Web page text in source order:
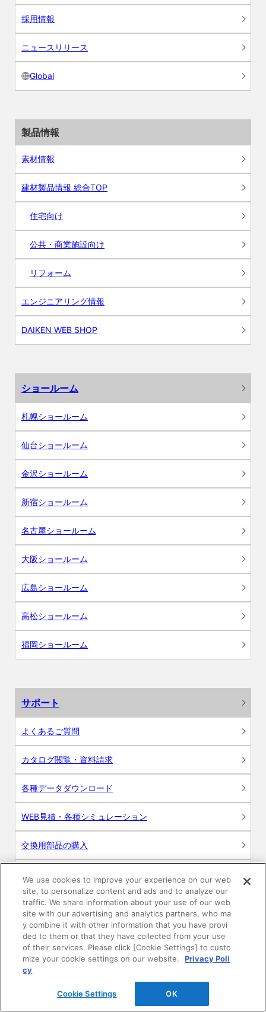
採用情報
ニュースリリース
Global
製品情報
素材情報
建材製品情報 総合TOP
住宅向け
公共・商業施設向け
リフォーム
エンジニアリング情報
DAIKEN WEB SHOP
ショールーム
札幌ショールーム
仙台ショールーム
金沢ショールーム
新宿ショールーム
名古屋ショールーム
大阪ショールーム
広島ショールーム
高松ショールーム
福岡ショールーム
サポート
よくあるご質問
カタログ閲覧・資料請求
各種データダウンロード
WEB見積・各種シミュレーション
交換用部品の購入
お問い合わせ
ログイン
建築・設計関係者様向けサイト
We use cookies to improve your experience on our web
site, to personalize content and ads and to analyze our
traffic. We share information about your use of our web
site with our advertising and analytics partners, who ma
y combine it with other information that you have provi
ded to them or that they have collected from your use
of their services. Please click [Cookie Settings] to custo
mize your cookie settings on our website.
Privacy Poli
cy
Cookie Settings OK